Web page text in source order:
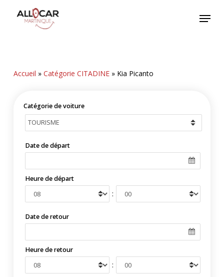
Menu
Accueil » Catégorie CITADINE» Kia Picanto
Catégorie de voiture
Date de départ
Heure de départ
:
Date de retour
Heure de retour
: